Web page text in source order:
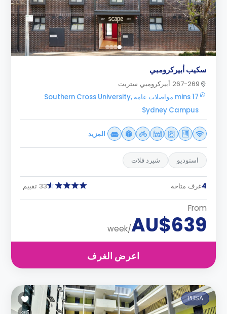
سكيب أبيركرومبي
267-269 أبيركرومبي ستريت
17 mins مواصلات عامه Southern Cross University,
Sydney Campus
المزيد
استوديو شيرد فلات
4غرف متاحة 33 تقييم
From
AU$639
/week
اعرض الغرف
PBSA